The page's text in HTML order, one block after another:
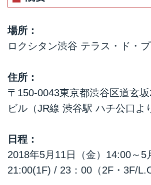
コスメティック
場所：
ロクシタン渋谷 テラス・ド・
住所：
〒150-0043東京都渋谷区道玄
ビル（JR線 渋谷駅 ハチ公口よ
日程：
2018年5月11日（金）14:00～5
21:00(1F) / 23：00（2F・3F/